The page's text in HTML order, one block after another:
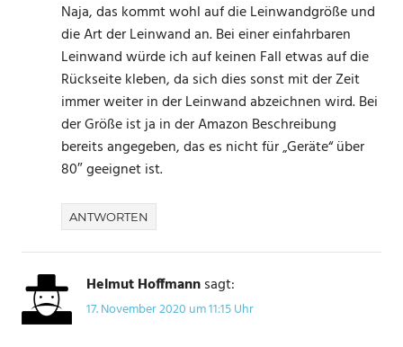
Naja, das kommt wohl auf die Leinwandgröße und
die Art der Leinwand an. Bei einer einfahrbaren
Leinwand würde ich auf keinen Fall etwas auf die
Rückseite kleben, da sich dies sonst mit der Zeit
immer weiter in der Leinwand abzeichnen wird. Bei
der Größe ist ja in der Amazon Beschreibung
bereits angegeben, das es nicht für „Geräte“ über
80″ geeignet ist.
ANTWORTEN
Helmut Hoffmannsagt:
17. November 2020 um 11:15 Uhr